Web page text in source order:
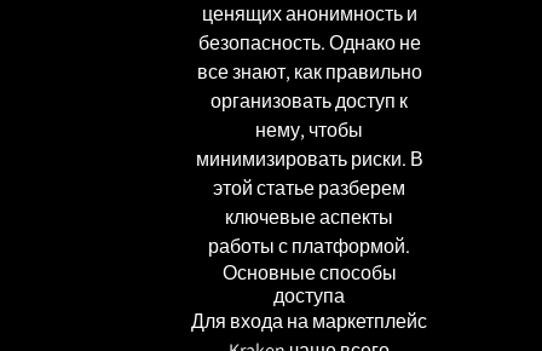
ценящих анонимность и
безопасность. Однако не
все знают, как правильно
организовать доступ к
нему, чтобы
минимизировать риски. В
этой статье разберем
ключевые аспекты
работы с платформой.
Основные способы
доступа
Для входа на маркетплейс